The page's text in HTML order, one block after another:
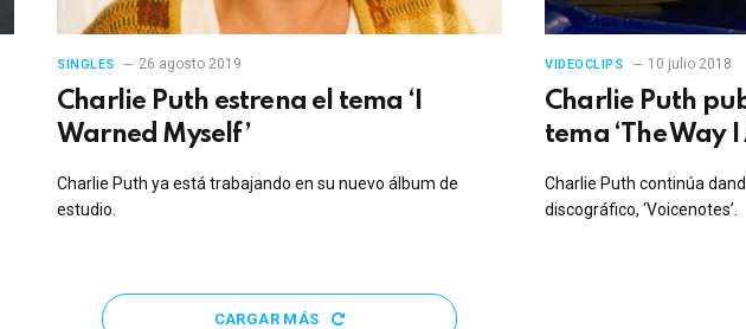
SINGLES 26 agosto 2019
Charlie Puth estrena el tema ‘I
Warned Myself’
Charlie Puth ya está trabajando en su nuevo álbum de
estudio.
VIDEOCLIPS 10 julio 2018
Charlie Puth
tema ‘The Way I
Charlie Puth continúa
discográfico, ‘Voicenotes’.
CARGAR MÁS